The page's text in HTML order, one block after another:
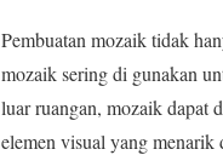
Pembuatan mozaik tidak
mozaik sering di gunakan
luar ruangan, mozaik dapat
elemen visual yang menarik